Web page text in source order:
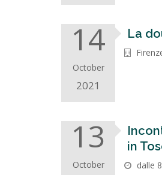
14
October
2021
La
13
October
in
dalle